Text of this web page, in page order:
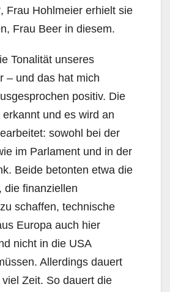
Frau Hohlmeier erhielt sie
Frau Beer in diesem.
Tonalität unseres
– und das hat mich
positiv. Die
und es wird an
sowohl bei der
im Parlament und in der
Beide betonten etwa die
die finanziellen
schaffen, technische
Europa auch hier
nicht in die USA
Allerdings dauert
Zeit. So dauert die